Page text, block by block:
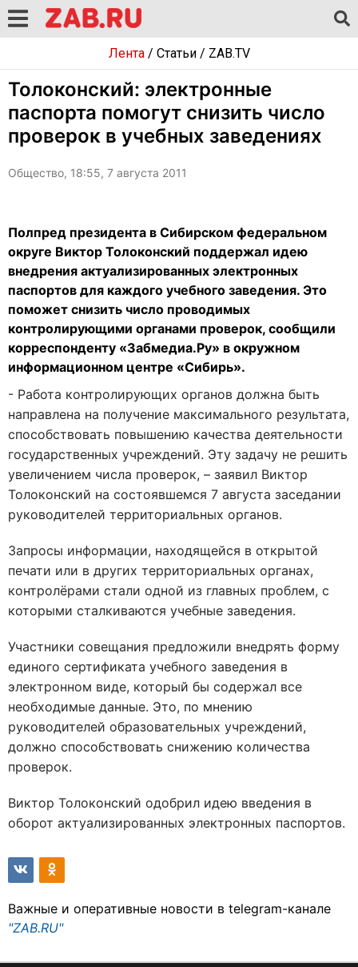
Лента/ Статьи/ ZAB.TV
Толоконский: электронные
паспорта помогут снизить число
проверок в учебных заведениях
Общество, 18:55, 7 августа 2011
Полпред президента в Сибирском федеральном
округе Виктор Толоконский поддержал идею
внедрения актуализированных электронных
паспортов для каждого учебного заведения. Это
поможет снизить число проводимых
контролирующими органами проверок, сообщили
корреспонденту «Забмедиа.Ру» в окружном
информационном центре «Сибирь».
- Работа контролирующих органов должна быть
направлена на получение максимального результата,
способствовать повышению качества деятельности
государственных учреждений. Эту задачу не решить
увеличением числа проверок, – заявил Виктор
Толоконский на состоявшемся 7 августа заседании
руководителей территориальных органов.
Запросы информации, находящейся в открытой
печати или в других территориальных органах,
контролёрами стали одной из главных проблем, с
которыми сталкиваются учебные заведения.
Участники совещания предложили внедрять форму
единого сертификата учебного заведения в
электронном виде, который бы содержал все
необходимые данные. Это, по мнению
руководителей образовательных учреждений,
должно способствовать снижению количества
проверок.
Виктор Толоконский одобрил идею введения в
оборот актуализированных электронных паспортов.
Важные и оперативные новости в telegram-канале
"ZAB.RU"